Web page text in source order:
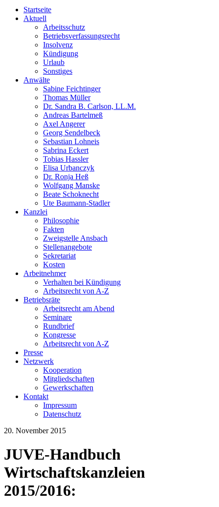
Startseite
Aktuell
Arbeitsschutz
Betriebsverfassungsrecht
Insolvenz
Kündigung
Urlaub
Sonstiges
Anwälte
Sabine Feichtinger
Thomas Müller
Dr. Sandra B. Carlson, LL.M.
Andreas Bartelmeß
Axel Angerer
Georg Sendelbeck
Sebastian Lohneis
Sabrina Eckert
Tobias Hassler
Elisa Urbanczyk
Dr. Ronja Heß
Wolfgang Manske
Beate Schoknecht
Ute Baumann-Stadler
Kanzlei
Philosophie
Fakten
Zweigstelle Ansbach
Stellenangebote
Sekretariat
Kosten
Arbeitnehmer
Verhalten bei Kündigung
Arbeitsrecht von A-Z
Betriebsräte
Arbeitsrecht am Abend
Seminare
Rundbrief
Kongresse
Arbeitsrecht von A-Z
Presse
Netzwerk
Kooperation
Mitgliedschaften
Gewerkschaften
Kontakt
Impressum
Datenschutz
20. November 2015
JUVE-Handbuch
Wirtschaftskanzleien
2015/2016: